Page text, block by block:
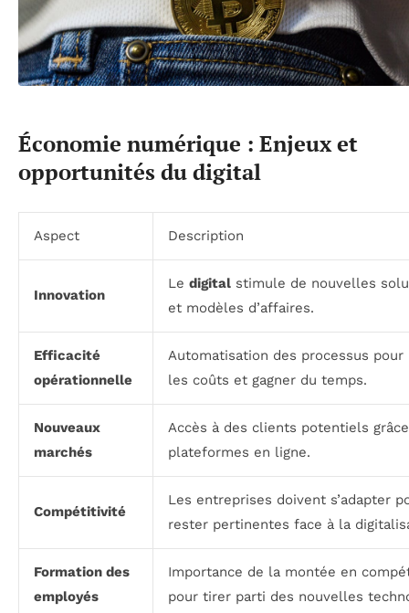
Économie numérique : Enjeux et
opportunités du digital
Aspect Description
Innovation
Le digital stimule de nouvelles
et modèles d’affaires.
Efficacité
opérationnelle
Automatisation des processus pour
les coûts et gagner du temps.
Nouveaux
marchés
Accès à des clients potentiels
plateformes en ligne.
Compétitivité
Les entreprises doivent s’adapter
rester pertinentes face à la
Formation des
employés
Importance de la montée en
pour tirer parti des nouvelles